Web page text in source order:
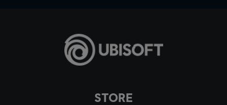
STORE